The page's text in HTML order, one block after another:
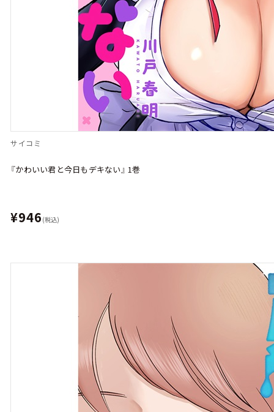
サイコミ
『かわいい君と今日もデキない』 1巻
¥946 (税込)